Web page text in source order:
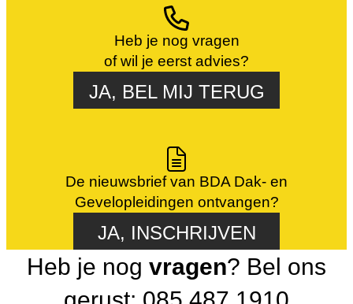
Heb je nog vragen
of wil je eerst advies?
JA, BEL MIJ TERUG
De nieuwsbrief van BDA Dak- en
Gevelopleidingen ontvangen?
JA, INSCHRIJVEN
Heb je nog vragen? Bel ons